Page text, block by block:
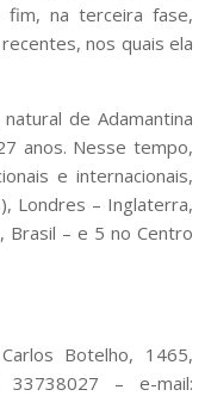
fim, na terceira fase,
nos quais ela
de Adamantina
anos. Nesse tempo,
e internacionais,
Londres – Inglaterra,
Brasil – e 5 no Centro
Botelho, 1465,
– e-mail: